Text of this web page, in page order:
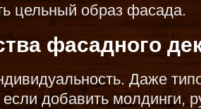
цельный образ фасада.
фасадного
Даже
добавить молдинги,